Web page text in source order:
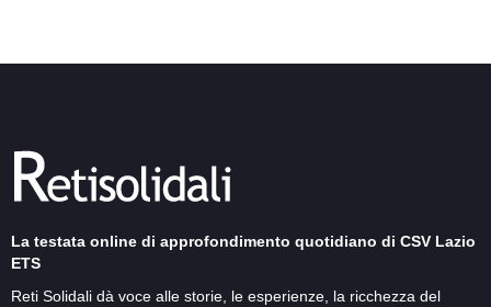
La testata online di approfondimento quotidiano di CSV Lazio
ETS
Reti Solidali dà voce alle storie, le esperienze, la ricchezza del